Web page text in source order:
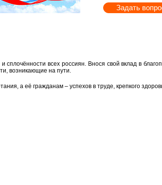
Задать
спло­чён­но­сти всех рос­си­ян. Внося свой вклад в
воз­ни­ка­ю­щие на пути.
а её граж­да­нам – успе­хов в труде, креп­ко­го